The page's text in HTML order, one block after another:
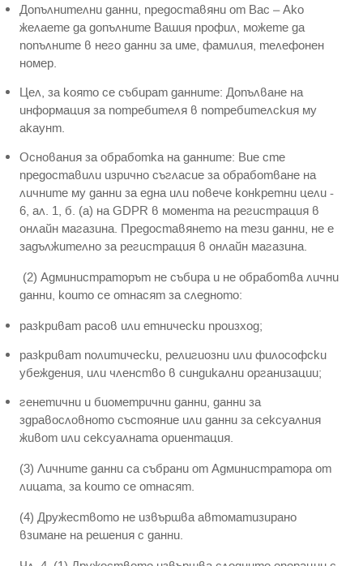
Допълнителни данни, предоставяни от Вас – Ако
желаете да допълните Вашия профил, можете да
попълните в него данни за име, фамилия, телефонен
номер.
Цел, за която се събират данните: Допълване на
информация за потребителя в потребителския му
акаунт.
Основания за обработка на данните: Вие сте
предоставили изрично съгласие за обработване на
личните му данни за една или повече конкретни цели -
6, ал. 1, б. (a) на GDPR в момента на регистрация в
онлайн магазина. Предоставянето на тези данни, не е
задължително за регистрация в онлайн магазина.
(2) Администраторът не събира и не обработва лични
данни, които се отнасят за следното:
разкриват расов или етнически произход;
разкриват политически, религиозни или философски
убеждения, или членство в синдикални организации;
генетични и биометрични данни, данни за
здравословното състояние или данни за сексуалния
живот или сексуалната ориентация.
(3) Личните данни са събрани от Администратора от
лицата, за които се отнасят.
(4) Дружеството не извършва автоматизирано
взимане на решения с данни.